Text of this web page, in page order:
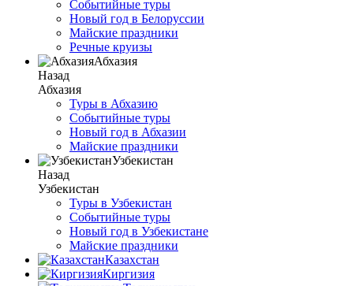
Событийные туры
Новый год в Белоруссии
Майские праздники
Речные круизы
Абхазия
Назад
Абхазия
Туры в Абхазию
Событийные туры
Новый год в Абхазии
Майские праздники
Узбекистан
Назад
Узбекистан
Туры в Узбекистан
Событийные туры
Новый год в Узбекистане
Майские праздники
Казахстан
Киргизия